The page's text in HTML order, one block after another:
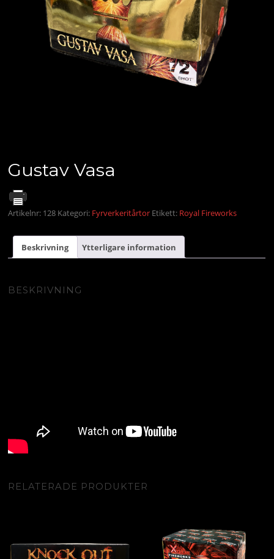
Gustav Vasa
Artikelnr: 128 Kategori: Fyrverkeritårtor Etikett: Royal Fireworks
Beskrivning Ytterligare information
BESKRIVNING
RELATERADE PRODUKTER